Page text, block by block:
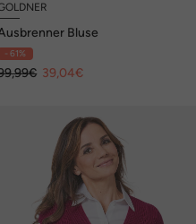
Bluse
- 61%
39,04€